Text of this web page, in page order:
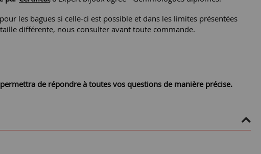
les bagues si celle-ci est possible et dans les limites présentées
différente, nous consulter avant toute commande.
de répondre à toutes vos questions de manière précise.